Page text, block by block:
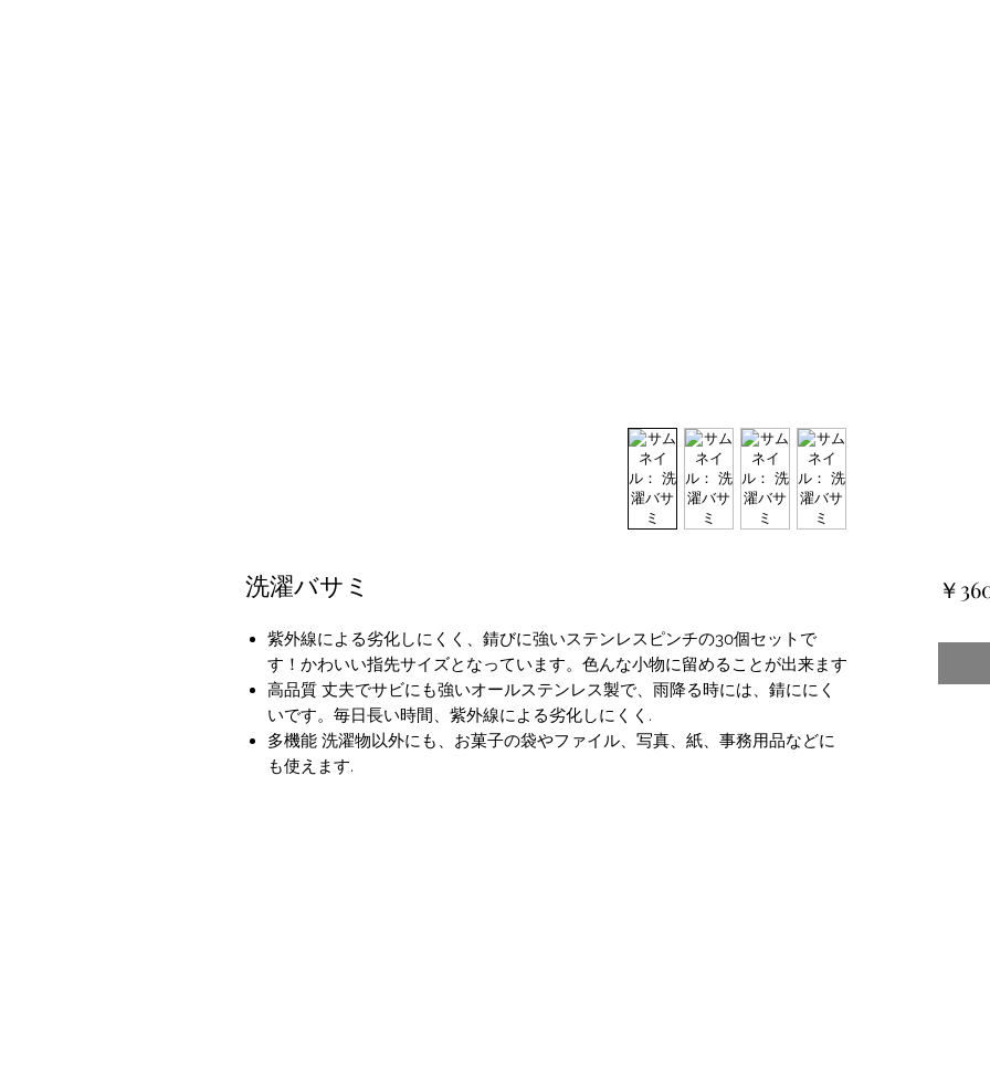
洗濯バサミ
紫外線による劣化しにくく、錆びに強いステンレスピンチの30個セットで
す！かわいい指先サイズとなっています。色んな小物に留めることが出来ます
高品質 丈夫でサビにも強いオールステンレス製で、雨降る時には、錆ににく
いです。毎日長い時間、紫外線による劣化しにくく.
多機能 洗濯物以外にも、お菓子の袋やファイル、写真、紙、事務用品などに
も使えます.
￥